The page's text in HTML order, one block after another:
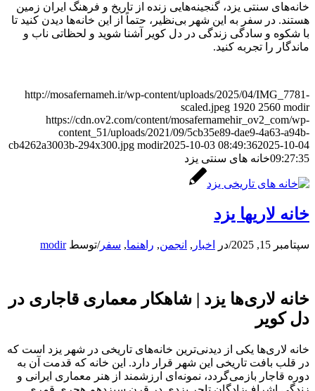
خانه‌های سنتی یزد، گنجینه‌هایی زنده از تاریخ و فرهنگ ایران زمین
هستند. در سفر به این شهر بی‌نظیر، حتماً از این خانه‌ها دیدن کنید تا
با شکوه و سادگی زندگی در دل کویر آشنا شوید و لحظاتی ناب و
ماندگار را تجربه کنید.
http://mosafernameh.ir/wp-content/uploads/2025/04/IMG_7781-
scaled.jpeg 1920 2560 modir
https://cdn.ov2.com/content/mosafernamehir_ov2_com/wp-
content_51/uploads/2021/09/5cb35e89-dae9-4a63-a94b-
cb4262a3003b-294x300.jpg modir2025-10-03 08:49:362025-10-04
09:27:35خانه های سنتی یزد
خانه لاریها یزد
سپتامبر 15, 2025 /در اخبار , انجمن, راهنما, سفر/توسطmodir
خانه لاری‌ها یزد | شاهکار معماری قاجاری در
دل کویر
خانه لاری‌ها یکی از دیدنی‌ترین خانه‌های تاریخی در شهر یزد است که
در قلب بافت تاریخی این شهر قرار دارد. این خانه که قدمت آن به
دوره قاجار بازمی‌گردد، نمونه‌ای ارزشمند از هنر معماری ایرانی و